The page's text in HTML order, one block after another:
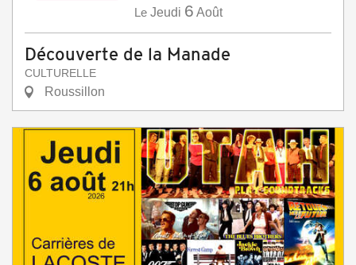
Le Jeudi 6 Août
Découverte de la Manade
CULTURELLE
Roussillon